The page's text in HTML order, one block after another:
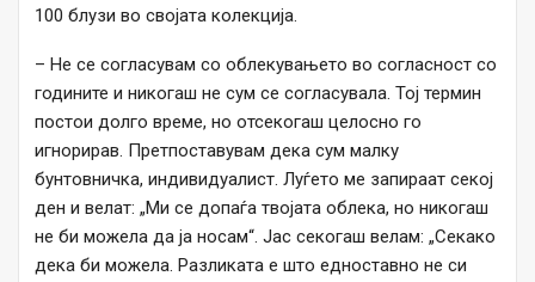
100 блузи во својата колекција.
– Не се согласувам со облекувањето во согласност со
годините и никогаш не сум се согласувала. Тој термин
постои долго време, но отсекогаш целосно го
игнорирав. Претпоставувам дека сум малку
бунтовничка, индивидуалист. Луѓето ме запираат секој
ден и велат: „Ми се допаѓа твојата облека, но никогаш
не би можела да ја носам“. Јас секогаш велам: „Секако
дека би можела. Разликата е што едноставно не си